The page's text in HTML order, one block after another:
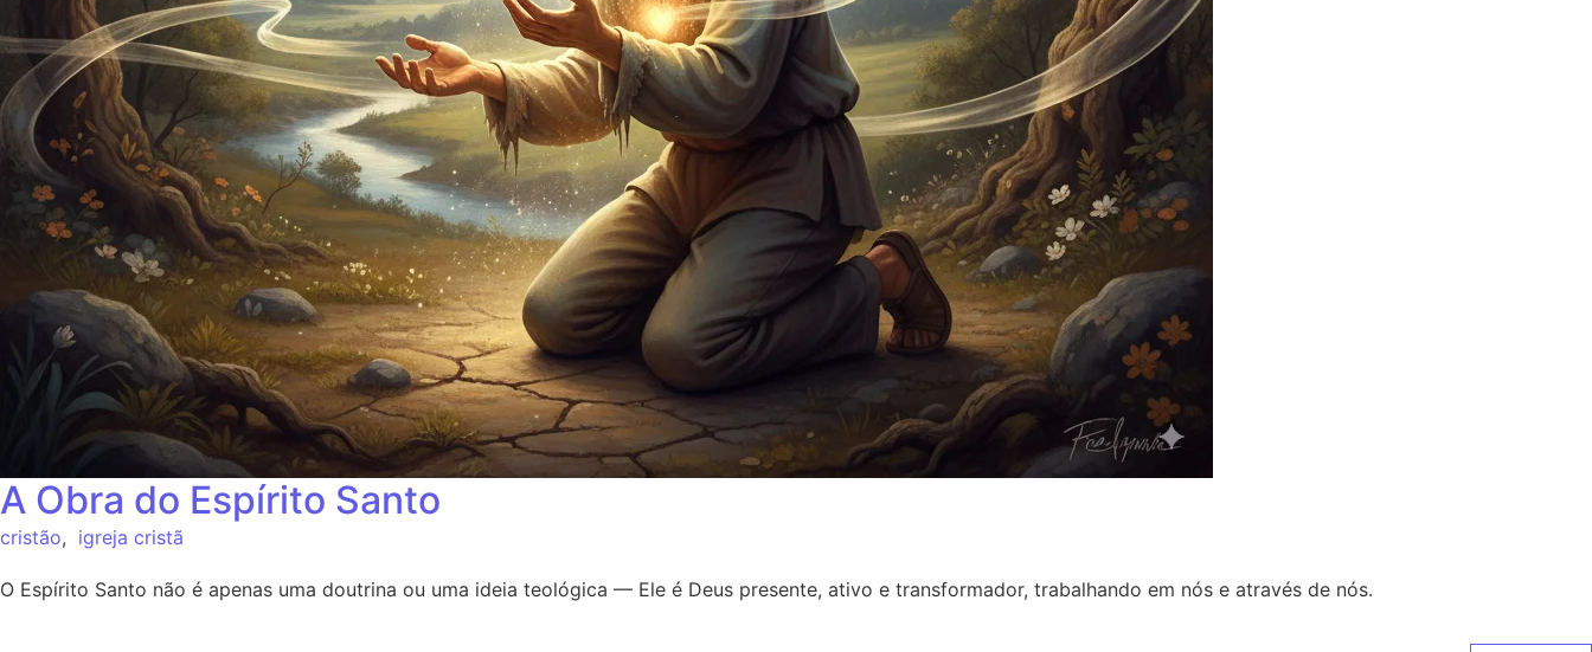
A Obra do Espírito Santo
cristão, igreja cristã
O Espírito Santo não é apenas uma doutrina ou uma ideia teológica — Ele é Deus presente, ativo e transformador, trabalhando em nós e através de nós.